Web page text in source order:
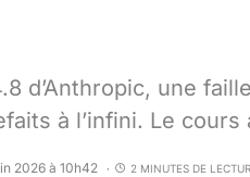
d’Anthropic, une
à l’infini. Le cours
2026 à 10h42 2 MINUTES DE